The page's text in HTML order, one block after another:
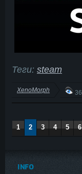
Теги: steam
XenoMorph
1 2 3 4 5 6
INFO